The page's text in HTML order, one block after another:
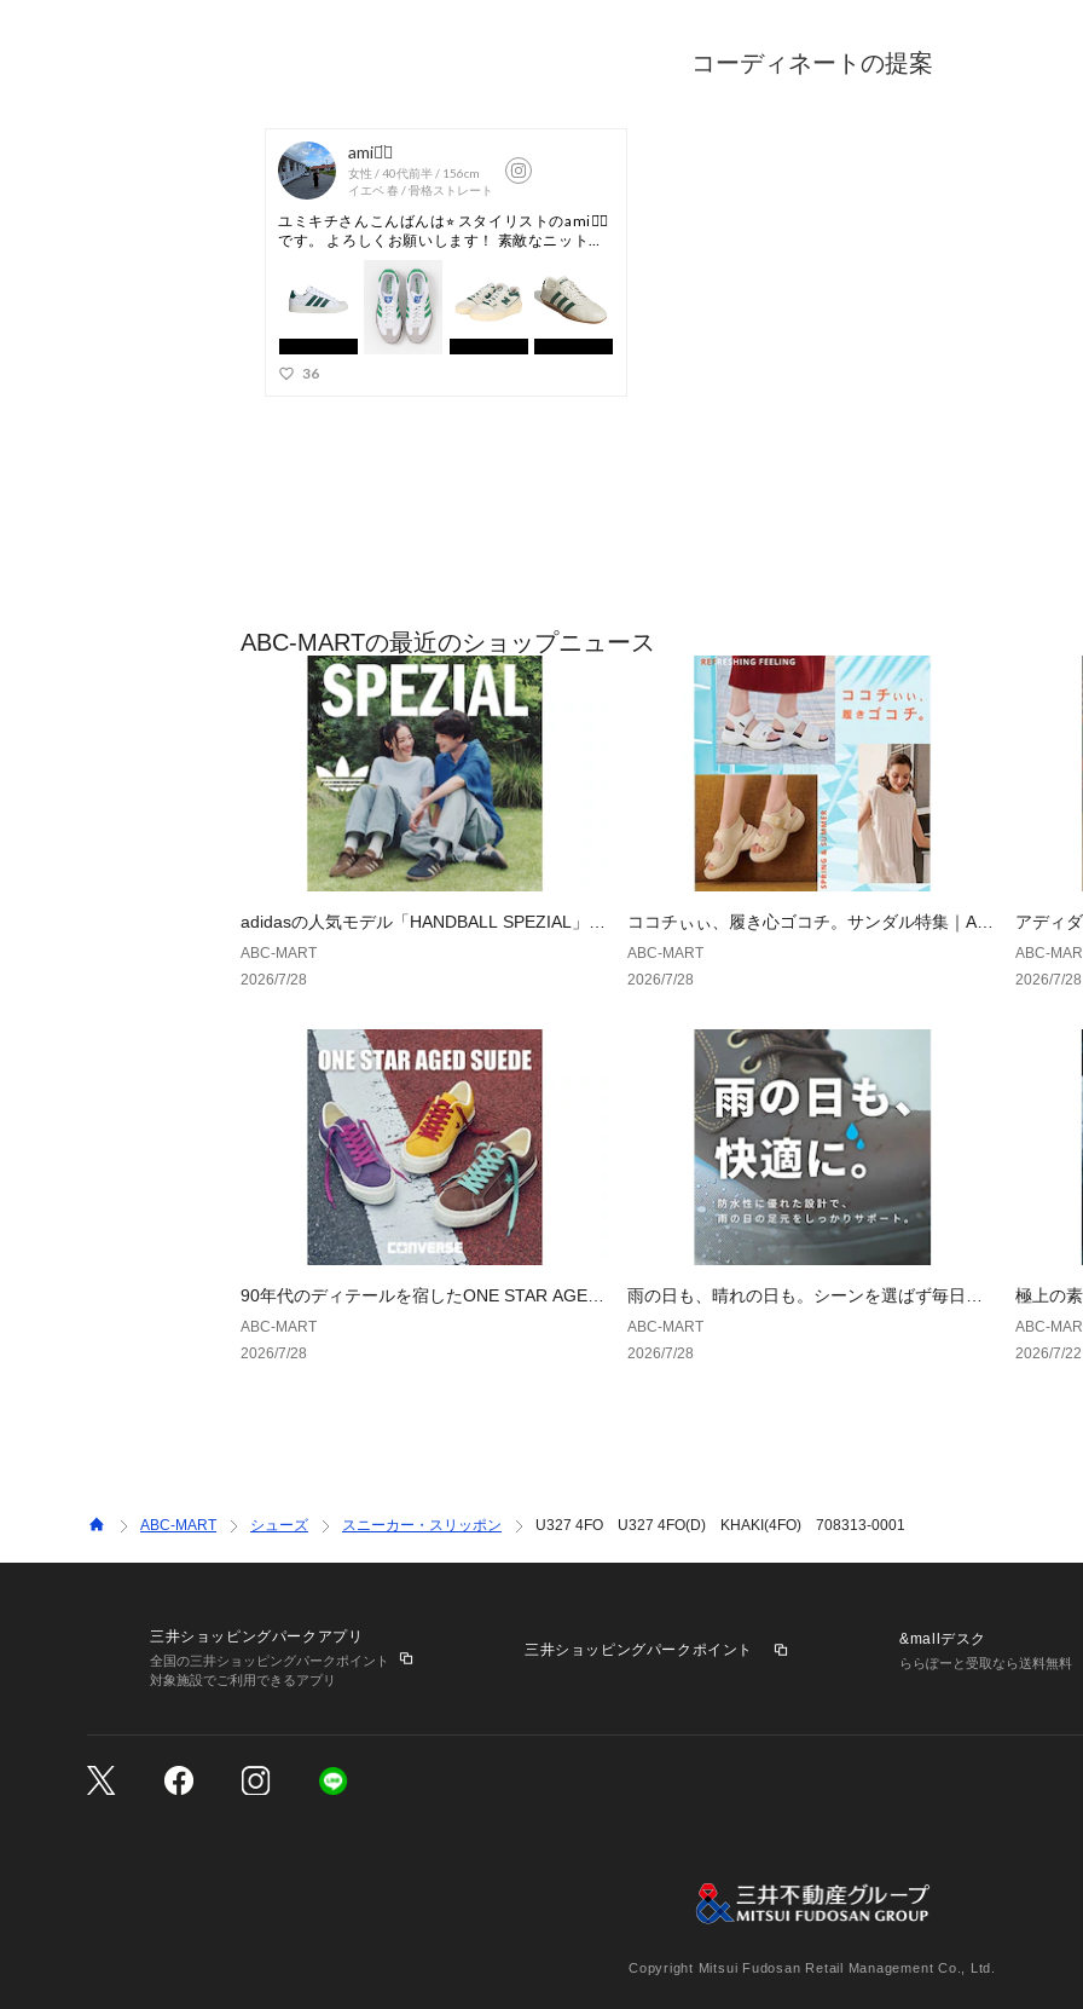
ABC-MARTの最近のショップニュース
adidasの人気モデル「HANDBALL SPEZIAL」が
夏仕様へ
ABC-MART
2026/7/28
ココチぃぃ、履き心ゴコチ。サンダル特集｜AB
CSELECT
ABC-MART
2026/7/28
アディ
もっと
ABC-
2026/7/28
90年代のディテールを宿したONE STAR AGED
SUEDE ｜ コンバース
ABC-MART
2026/7/28
雨の日も、晴れの日も。シーンを選ばず毎日履
ける一足。｜ ホーキンス
ABC-MART
2026/7/28
極上の
ランス
ABC-
2026/7/22
ABC-MART シューズ スニーカー・スリッポン U327 4FO U327 4FO(D) KHAKI(4FO) 708313-0001
三井ショッピングパークアプリ
全国の三井ショッピングパークポイント
対象施設でご利用できるアプリ
三井ショッピングパークポイント
&mallデスク
ららぽーと受取なら送料無料
個人情報保護方針 個人情報の取り扱いについて
Copyright Mitsui Fudosan Retail Management Co., Ltd.